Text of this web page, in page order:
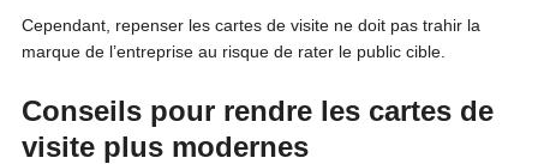
Cependant, repenser les cartes de visite ne doit pas trahir la
marque de l’entreprise au risque de rater le public cible.
Conseils pour rendre les cartes de
visite plus modernes